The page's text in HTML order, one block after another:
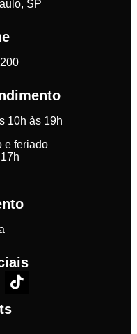
SP
10h às 19h
e feriado